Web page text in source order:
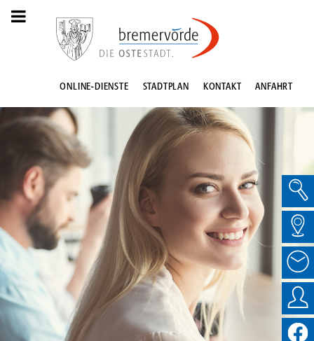
ONLINE-DIENSTE STADTPLAN KONTAKT ANFAHRT